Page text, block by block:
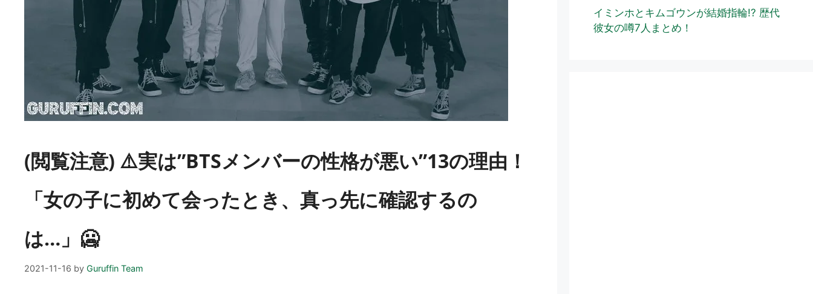
(閲覧注意) ⚠️実は”BTSメンバーの性格が悪い”13の理由！
「女の子に初めて会ったとき、真っ先に確認するの
は…」🥶
2021-11-16 by Guruffin Team
イミンホとキムゴウンが結婚指輪!? 歴代
彼女の噂7人まとめ！